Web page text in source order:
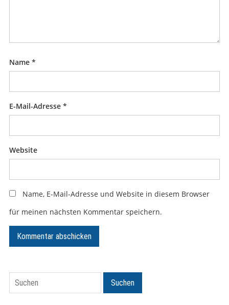
Suchen Suchen
Name *
E-Mail-Adresse *
Website
Name, E-Mail-Adresse und Website in diesem Browser
für meinen nächsten Kommentar speichern.